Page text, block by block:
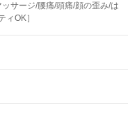
サージ/腰痛/頭痛/顔の歪み/は
OK］